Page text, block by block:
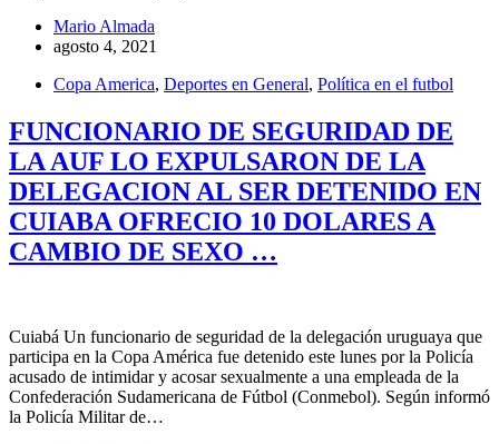
Mario Almada
agosto 4, 2021
Copa America, Deportes en General, Política en el futbol
FUNCIONARIO DE SEGURIDAD DE
LA AUF LO EXPULSARON DE LA
DELEGACION AL SER DETENIDO EN
CUIABA OFRECIO 10 DOLARES A
CAMBIO DE SEXO …
Cuiabá Un funcionario de seguridad de la delegación uruguaya que
participa en la Copa América fue detenido este lunes por la Policía
acusado de intimidar y acosar sexualmente a una empleada de la
Confederación Sudamericana de Fútbol (Conmebol). Según informó
la Policía Militar de…